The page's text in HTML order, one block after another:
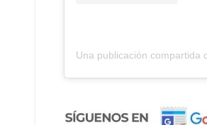
Una publicación compartida